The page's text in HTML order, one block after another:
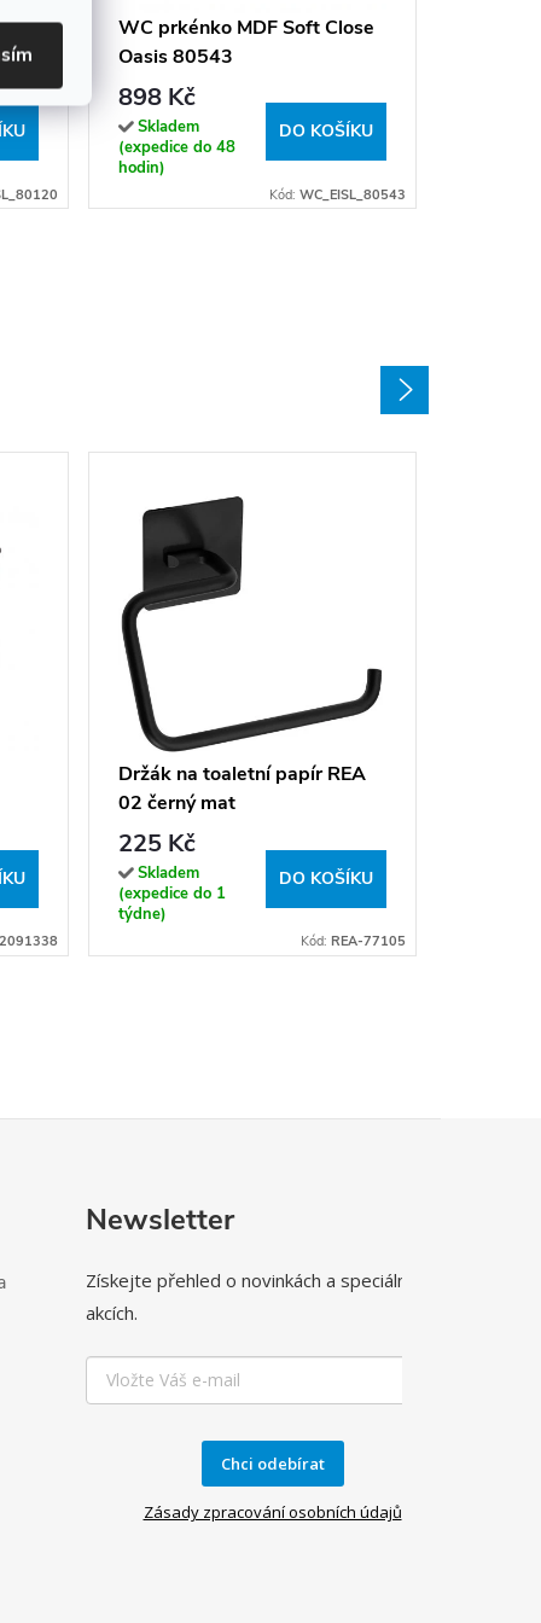
WC prkénko MDF Soft Close
Oasis 80543
898 Kč
Skladem
(expedice do 48
hodin)
DO KOŠÍKU
Kód: WC_EISL_80543
Držák na toaletní papír REA
02 černý mat
225 Kč
Skladem
(expedice do 1
týdne)
DO KOŠÍKU
Kód: REA-77105
Newsletter
Získejte přehled o novinkách a speciálních
akcích.
Chci odebírat
Zásady zpracování osobních údajů